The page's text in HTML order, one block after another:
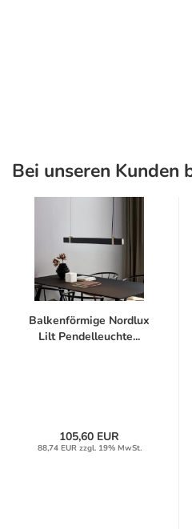
Bei unseren Kunden
Balkenförmige Nordlux
Lilt Pendelleuchte...
105,60 EUR
88,74 EUR zzgl. 19% MwSt.